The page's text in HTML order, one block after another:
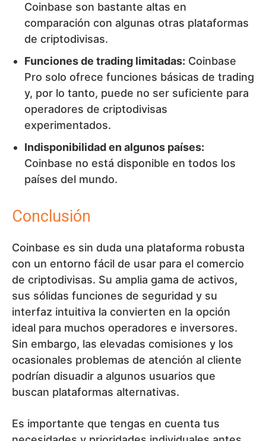
Coinbase son bastante altas en
comparación con algunas otras plataformas
de criptodivisas.
Funciones de trading limitadas: Coinbase
Pro solo ofrece funciones básicas de trading
y, por lo tanto, puede no ser suficiente para
operadores de criptodivisas
experimentados.
Indisponibilidad en algunos países:
Coinbase no está disponible en todos los
países del mundo.
Conclusión
Coinbase es sin duda una plataforma robusta
con un entorno fácil de usar para el comercio
de criptodivisas. Su amplia gama de activos,
sus sólidas funciones de seguridad y su
interfaz intuitiva la convierten en la opción
ideal para muchos operadores e inversores.
Sin embargo, las elevadas comisiones y los
ocasionales problemas de atención al cliente
podrían disuadir a algunos usuarios que
buscan plataformas alternativas.
Es importante que tengas en cuenta tus